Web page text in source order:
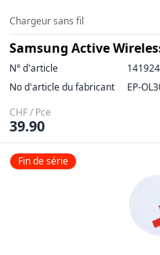
Chargeur sans fil
Samsung Active
N° d'article
141924
No d'article du fabricant
EP-
CHF / Pce
39.90
Fin de série